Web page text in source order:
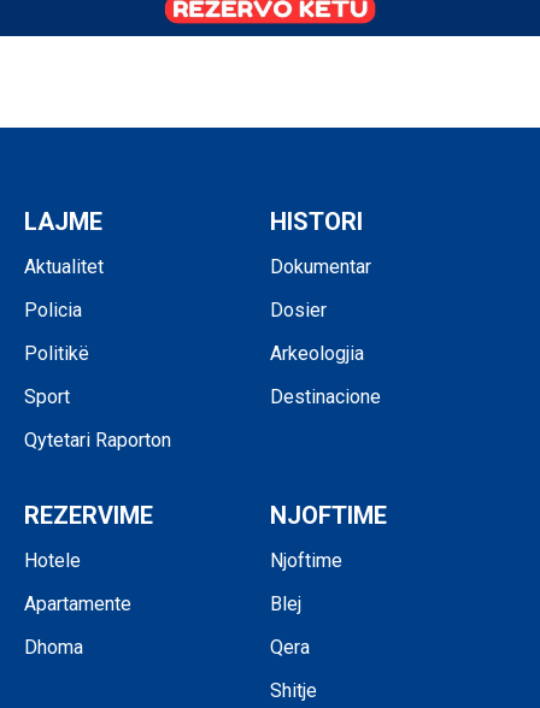
LAJME
Aktualitet
Policia
Politikë
Sport
Qytetari Raporton
HISTORI
Dokumentar
Dosier
Arkeologjia
Destinacione
REZERVIME
Hotele
Apartamente
Dhoma
NJOFTIME
Njoftime
Blej
Qera
Shitje